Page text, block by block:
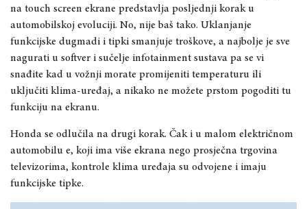
na touch screen ekrane predstavlja posljednji korak u
automobilskoj evoluciji. No, nije baš tako. Uklanjanje
funkcijske dugmadi i tipki smanjuje troškove, a najbolje je sve
nagurati u softver i sučelje infotainment sustava pa se vi
snađite kad u vožnji morate promijeniti temperaturu ili
uključiti klima-uređaj, a nikako ne možete prstom pogoditi tu
funkciju na ekranu.
Honda se odlučila na drugi korak. Čak i u malom električnom
automobilu e, koji ima više ekrana nego prosječna trgovina
televizorima, kontrole klima uređaja su odvojene i imaju
funkcijske tipke.